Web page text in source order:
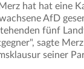
hat hat eine
AfD
fünf
sagte
seiner